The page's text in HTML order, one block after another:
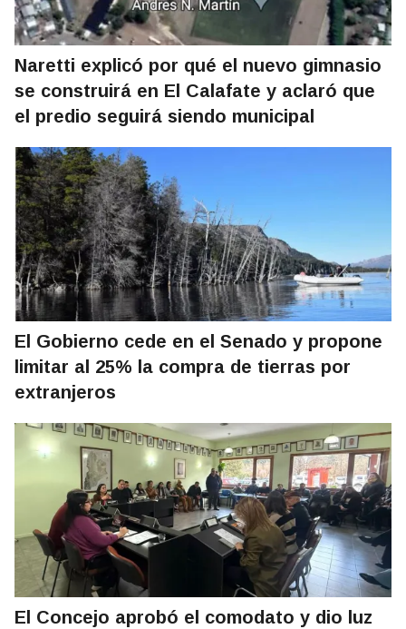
Naretti explicó por qué el nuevo gimnasio
se construirá en El Calafate y aclaró que
el predio seguirá siendo municipal
El Gobierno cede en el Senado y propone
limitar al 25% la compra de tierras por
extranjeros
El Concejo aprobó el comodato y dio luz